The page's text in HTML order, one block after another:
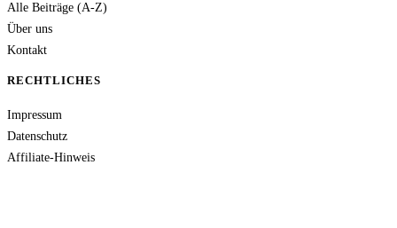
Alle Beiträge (A-Z)
Über uns
Kontakt
RECHTLICHES
Impressum
Datenschutz
Affiliate-Hinweis